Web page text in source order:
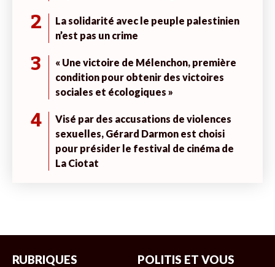
2
La solidarité avec le peuple palestinien
n’est pas un crime
3
« Une victoire de Mélenchon, première
condition pour obtenir des victoires
sociales et écologiques »
4
Visé par des accusations de violences
sexuelles, Gérard Darmon est choisi
pour présider le festival de cinéma de
La Ciotat
RUBRIQUES POLITIS ET VOUS